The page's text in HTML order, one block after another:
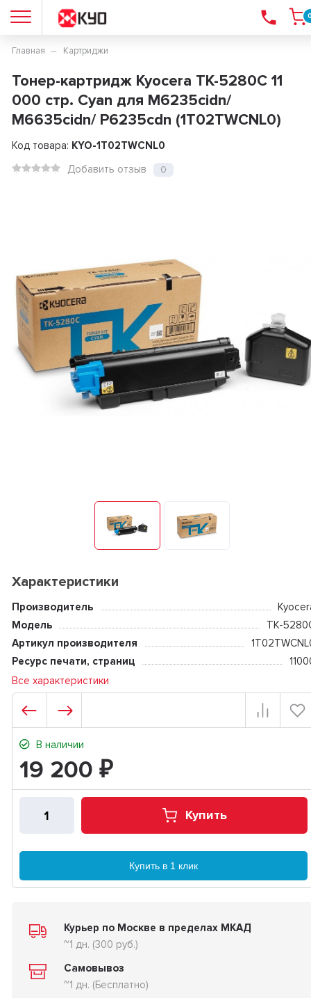
Главная Картриджи
Тонер-картридж Kyocera TK-5280C 11
000 стр. Cyan для M6235cidn/
M6635cidn/ P6235cdn (1T02TWCNL0)
Код товара: KYO-1T02TWCNL0
Добавить отзыв
0
Характеристики
Производитель
Модель
TK-
Артикул производителя
Ресурс печати, страниц
Все характеристики
В наличии
19 200 ₽
Купить
Купить в 1 клик
Курьер по Москве в пределах МКАД
~1 дн. (300 руб.)
Самовывоз
~1 дн. (Бесплатно)